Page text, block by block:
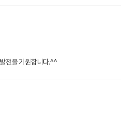
전을 기원합니다.^^